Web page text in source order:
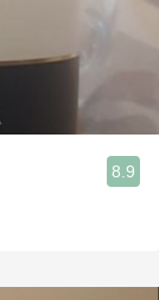
8.9